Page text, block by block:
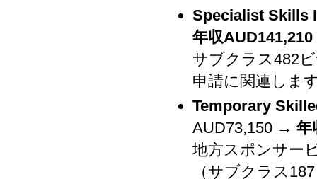
Specialist Skills
年収AUD141,210
サブクラス482
申請に関連しま
Temporary
AUD73,150 → 年
地方スポンサー
（サブクラス